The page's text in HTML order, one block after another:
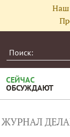
Наш
СЕЙЧАС
ОБСУЖДАЮТ
ЖУРНАЛ